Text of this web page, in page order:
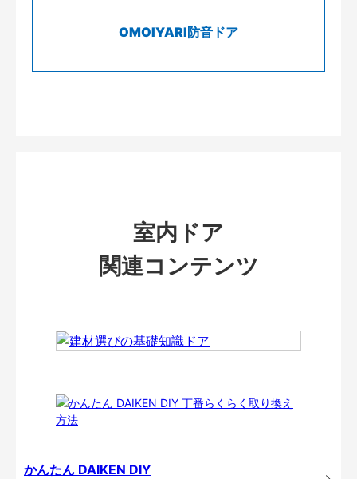
OMOIYARI防音ドア
室内ドア
関連コンテンツ
かんたん DAIKEN DIY